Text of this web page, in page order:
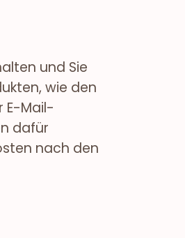
und Sie
wie den
E-Mail-
dafür
nach den